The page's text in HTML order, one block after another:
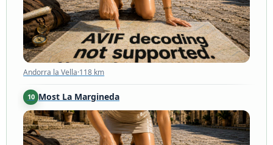
Andorra la Vella·118 km
10 Most La Margineda
Andorra·122 km